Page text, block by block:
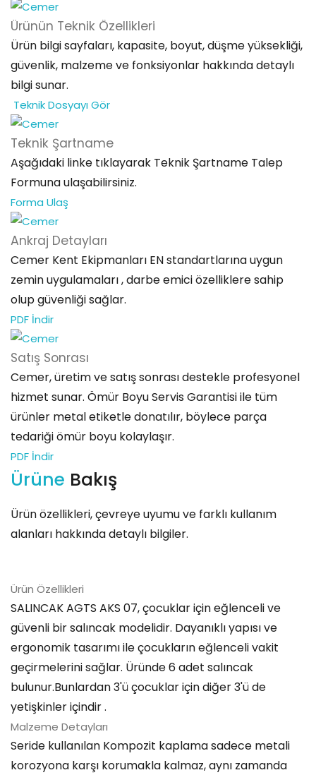
Ürünün Teknik Özellikleri
Ürün bilgi sayfaları, kapasite, boyut, düşme yüksekliği,
güvenlik, malzeme ve fonksiyonlar hakkında detaylı
bilgi sunar.
Teknik Dosyayı Gör
Teknik Şartname
Aşağıdaki linke tıklayarak Teknik Şartname Talep
Formuna ulaşabilirsiniz.
Forma Ulaş
Ankraj Detayları
Cemer Kent Ekipmanları EN standartlarına uygun
zemin uygulamaları , darbe emici özelliklere sahip
olup güvenliği sağlar.
PDF İndir
Satış Sonrası
Cemer, üretim ve satış sonrası destekle profesyonel
hizmet sunar. Ömür Boyu Servis Garantisi ile tüm
ürünler metal etiketle donatılır, böylece parça
tedariği ömür boyu kolaylaşır.
PDF İndir
Ürüne Bakış
Ürün özellikleri, çevreye uyumu ve farklı kullanım
alanları hakkında detaylı bilgiler.
Ürün Özellikleri
SALINCAK AGTS AKS 07, çocuklar için eğlenceli ve
güvenli bir salıncak modelidir. Dayanıklı yapısı ve
ergonomik tasarımı ile çocukların eğlenceli vakit
geçirmelerini sağlar. Üründe 6 adet salıncak
bulunur.Bunlardan 3'ü çocuklar için diğer 3'ü de
yetişkinler içindir .
Malzeme Detayları
Seride kullanılan Kompozit kaplama sadece metali
korozyona karşı korumakla kalmaz, aynı zamanda